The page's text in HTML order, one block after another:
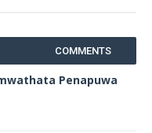
COMMENTS
Penapuwa